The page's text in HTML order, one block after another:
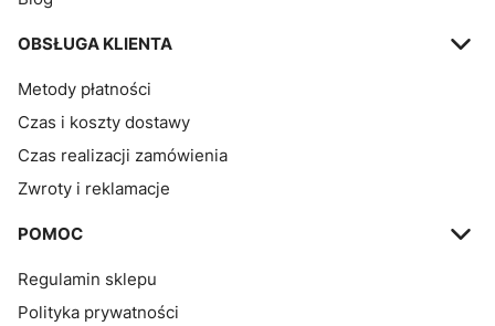
OBSŁUGA KLIENTA
Metody płatności
Czas i koszty dostawy
Czas realizacji zamówienia
Zwroty i reklamacje
POMOC
Regulamin sklepu
Polityka prywatności